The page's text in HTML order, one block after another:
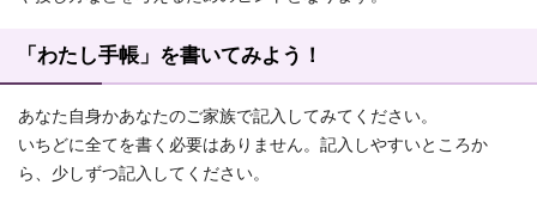
「わたし手帳」を書いてみよう！
あなた自身かあなたのご家族で記入してみてください。
いちどに全てを書く必要はありません。記入しやすいところか
ら、少しずつ記入してください。